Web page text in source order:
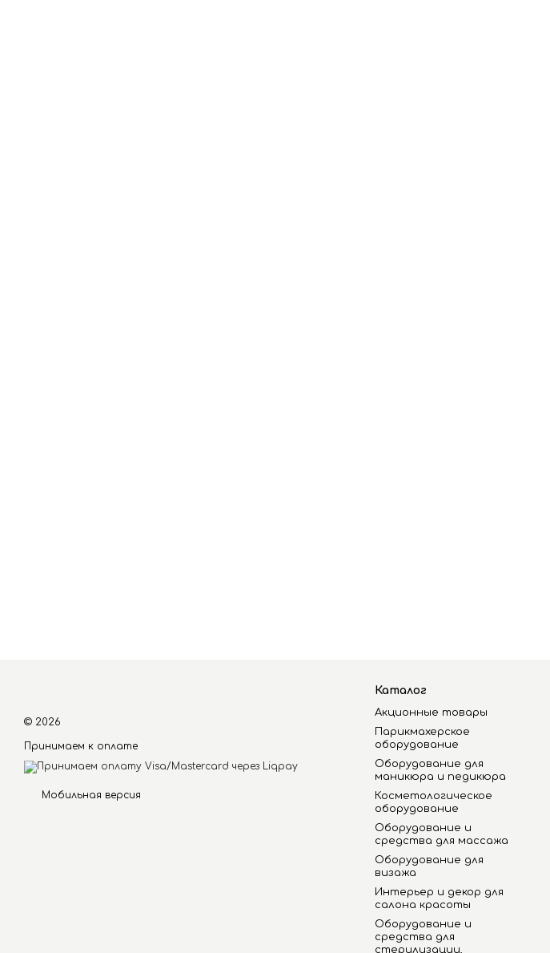
© 2026
Принимаем к оплате
Мобильная версия
Каталог
Акционные товары
Парикмахерское
оборудование
Оборудование для
маникюра и педикюра
Косметологическое
оборудование
Оборудование и
средства для массажа
Оборудование для
визажа
Интерьер и декор для
салона красоты
Оборудование и
средства для
стерилизации,